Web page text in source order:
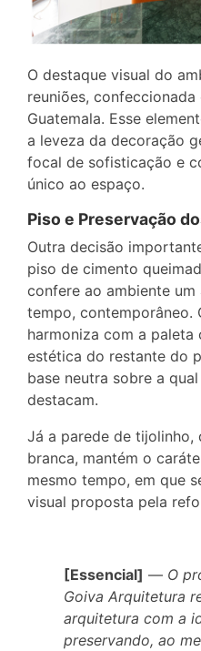
O destaque visual do
reuniões, confeccionada
Guatemala. Esse
a leveza da decoração
focal de sofisticação e
único ao espaço.
Piso e Preservação
Outra decisão
piso de cimento
confere ao ambiente
tempo, contemporâneo.
harmoniza com a paleta
estética do restante do
base neutra sobre a
destacam.
Já a parede de tijolinho,
branca, mantém o
mesmo tempo, em que
visual proposta pela
[Essencial] — O
Goiva Arquitetura
arquitetura com a
preservando, ao